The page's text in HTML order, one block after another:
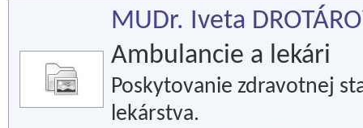
MUDr. Iveta
Ambulancie a lekári
Poskytovanie zdravotnej
lekárstva.